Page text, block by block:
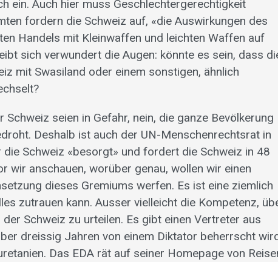
ein. Auch hier muss Geschlechtergerechtigkeit
fordern die Schweiz auf, «die Auswirkungen des
Handels mit Kleinwaffen und leichten Waffen auf
sich verwundert die Augen: könnte es sein, dass
mit Swasiland oder einem sonstigen, ähnlich
Schweiz seien in Gefahr, nein, die ganze Bevölkerung
Deshalb ist auch der UN-Menschenrechtsrat in
Schweiz «besorgt» und fordert die Schweiz in 48
wir anschauen, worüber genau, wollen wir einen
dieses Gremiums werfen. Es ist eine ziemlich
zutrauen kann. Ausser vielleicht die Kompetenz,
Schweiz zu urteilen. Es gibt einen Vertreter aus
dreissig Jahren von einem Diktator beherrscht
Das EDA rät auf seiner Homepage von